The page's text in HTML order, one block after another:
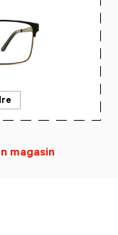
magasin